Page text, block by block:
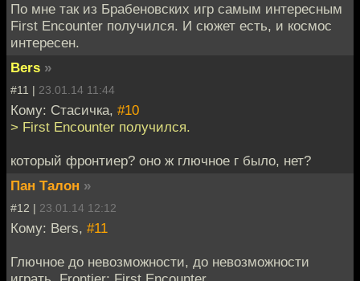
По мне так из Брабеновских игр самым интересным
First Encounter получился. И сюжет есть, и космос
интересен.
Bers »
#11 | 23.01.14 11:44
Кому: Стасичка, #10
> First Encounter получился.
который фронтиер? оно ж глючное г было, нет?
Пан Талон »
#12 | 23.01.14 12:12
Кому: Bers, #11
Глючное до невозможности, до невозможности